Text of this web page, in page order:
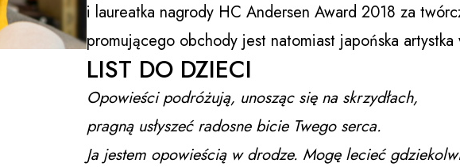
i laureatka nagrody HC Andersen Award 2018 za
promującego obchody jest natomiast japońska artystka
LIST DO DZIECI
Opowieści podróżują, unosząc się na skrzydłach,
pragną usłyszeć radosne bicie Twego serca.
Ja jestem opowieścią w drodze. Mogę lecieć